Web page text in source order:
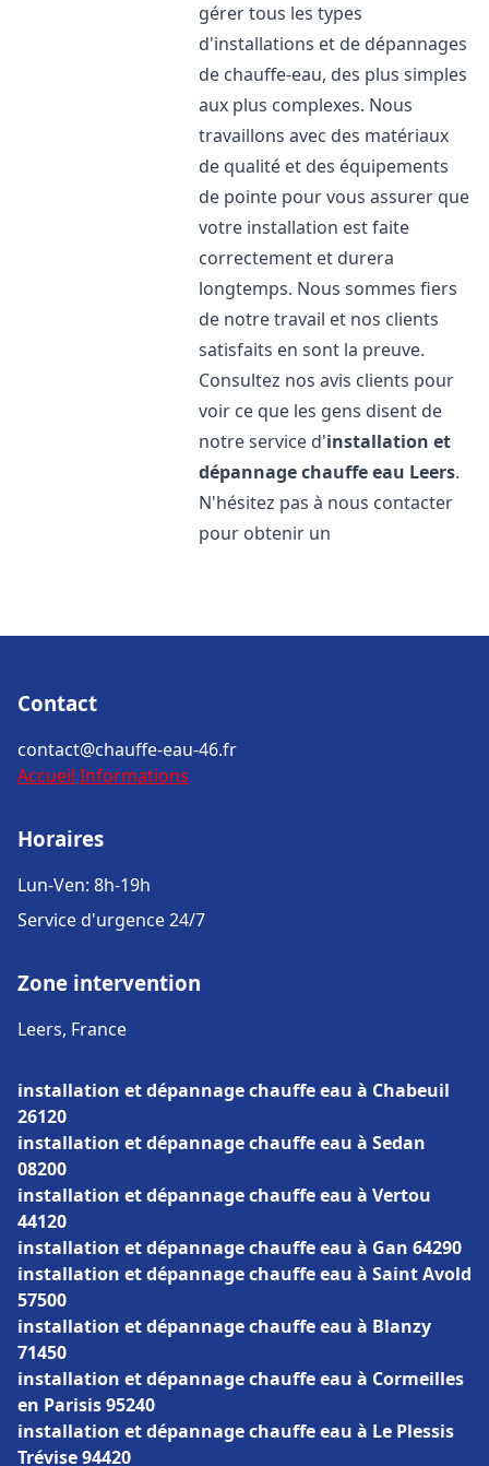
gérer tous les types
d'installations et de dépannages
de chauffe-eau, des plus simples
aux plus complexes. Nous
travaillons avec des matériaux
de qualité et des équipements
de pointe pour vous assurer que
votre installation est faite
correctement et durera
longtemps. Nous sommes fiers
de notre travail et nos clients
satisfaits en sont la preuve.
Consultez nos avis clients pour
voir ce que les gens disent de
notre service d'installation et
dépannage chauffe eau Leers.
N'hésitez pas à nous contacter
pour obtenir un
Contact
contact@chauffe-eau-46.fr
Accueil Informations
Horaires
Lun-Ven: 8h-19h
Service d'urgence 24/7
Zone intervention
Leers, France
installation et dépannage chauffe eau à Chabeuil
26120
installation et dépannage chauffe eau à Sedan
08200
installation et dépannage chauffe eau à Vertou
44120
installation et dépannage chauffe eau à Gan 64290
installation et dépannage chauffe eau à Saint Avold
57500
installation et dépannage chauffe eau à Blanzy
71450
installation et dépannage chauffe eau à Cormeilles
en Parisis 95240
installation et dépannage chauffe eau à Le Plessis
Trévise 94420